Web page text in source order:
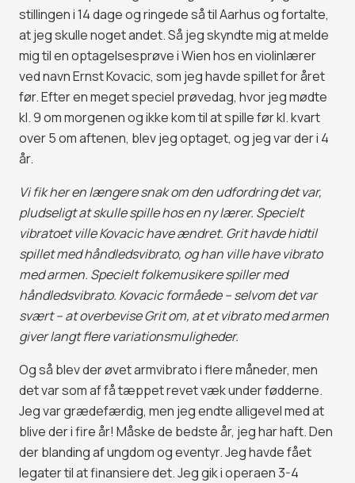
stillingen i 14 dage og ringede så til Aarhus og fortalte,
at jeg skulle noget andet. Så jeg skyndte mig at melde
mig til en optagelsesprøve i Wien hos en violinlærer
ved navn Ernst Kovacic, som jeg havde spillet for året
før. Efter en meget speciel prøvedag, hvor jeg mødte
kl. 9 om morgenen og ikke kom til at spille før kl. kvart
over 5 om aftenen, blev jeg optaget, og jeg var der i 4
år.
Vi fik her en længere snak om den udfordring det var,
pludseligt at skulle spille hos en ny lærer. Specielt
vibratoet ville Kovacic have ændret. Grit havde hidtil
spillet med håndledsvibrato, og han ville have vibrato
med armen. Specielt folkemusikere spiller med
håndledsvibrato. Kovacic formåede – selvom det var
svært – at overbevise Grit om, at et vibrato med armen
giver langt flere variationsmuligheder.
Og så blev der øvet armvibrato i flere måneder, men
det var som af få tæppet revet væk under fødderne.
Jeg var grædefærdig, men jeg endte alligevel med at
blive der i fire år! Måske de bedste år, jeg har haft. Den
der blanding af ungdom og eventyr. Jeg havde fået
legater til at finansiere det. Jeg gik i operaen 3-4